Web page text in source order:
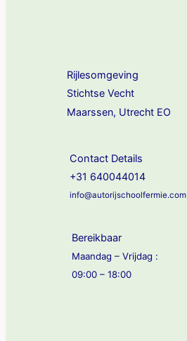
Rijlesomgeving
Stichtse Vecht
Maarssen, Utrecht EO
Contact Details
+31 640044014
info@autorijschoolfermie.com
Bereikbaar
Maandag – Vrijdag :
09:00 – 18:00